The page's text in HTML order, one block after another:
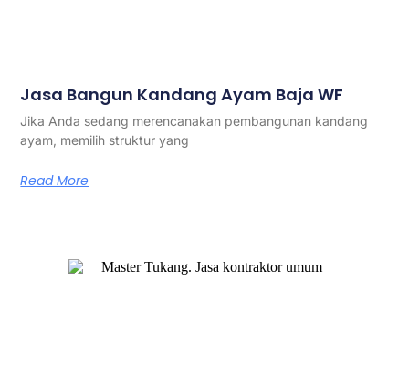
Jasa Bangun Kandang Ayam Baja WF
Jika Anda sedang merencanakan pembangunan kandang
ayam, memilih struktur yang
Read More